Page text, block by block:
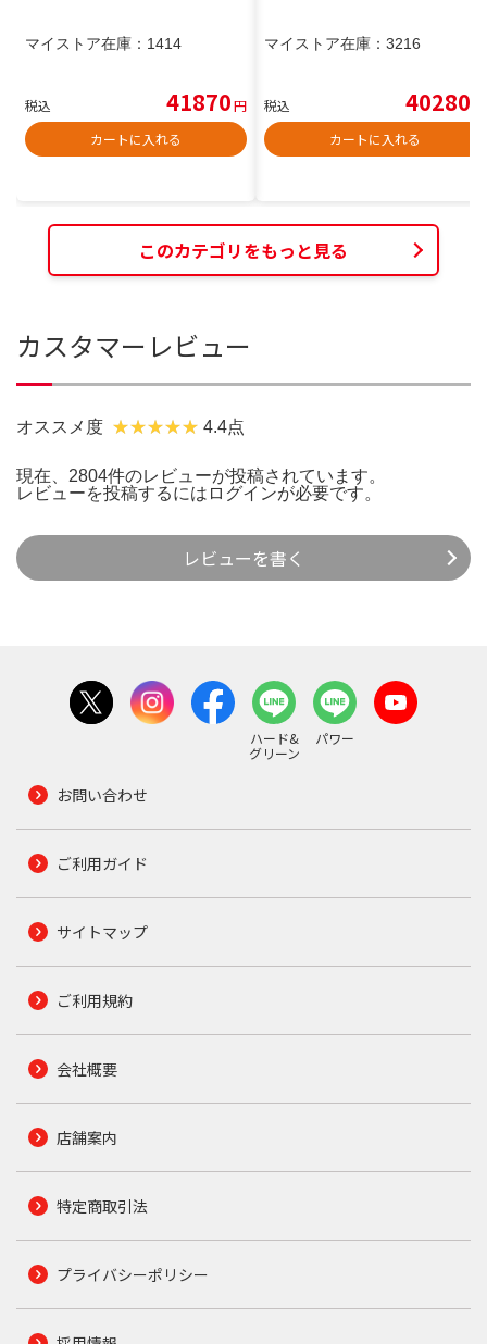
マイストア在庫： 1414
税込 41870円
カートに入れる
マイストア在庫： 3216
税込 40280
カートに入れる
このカテゴリをもっと見る
カスタマーレビュー
オススメ度 4.4点
現在、2804件のレビューが投稿されています。
レビューを投稿するには ログインが必要です。
レビューを書く
ハード&
グリーン
パワー
お問い合わせ
ご利用ガイド
サイトマップ
ご利用規約
会社概要
店舗案内
特定商取引法
プライバシーポリシー